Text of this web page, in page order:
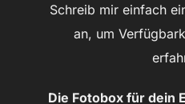
Schreib mir einfach
an, um
Die Fotobox für dein